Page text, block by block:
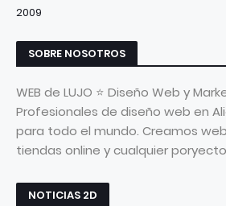
2009
SOBRE NOSOTROS
WEB de LUJO ⭐ Diseño Web y
Profesionales de diseño web en
para todo el mundo. Creamos
tiendas online y cualquier
NOTICIAS 2D